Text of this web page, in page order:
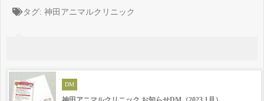
タグ: 神田アニマルクリニック
DM